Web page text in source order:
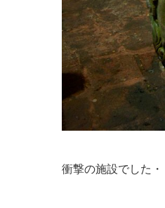
衝撃の施設でした・